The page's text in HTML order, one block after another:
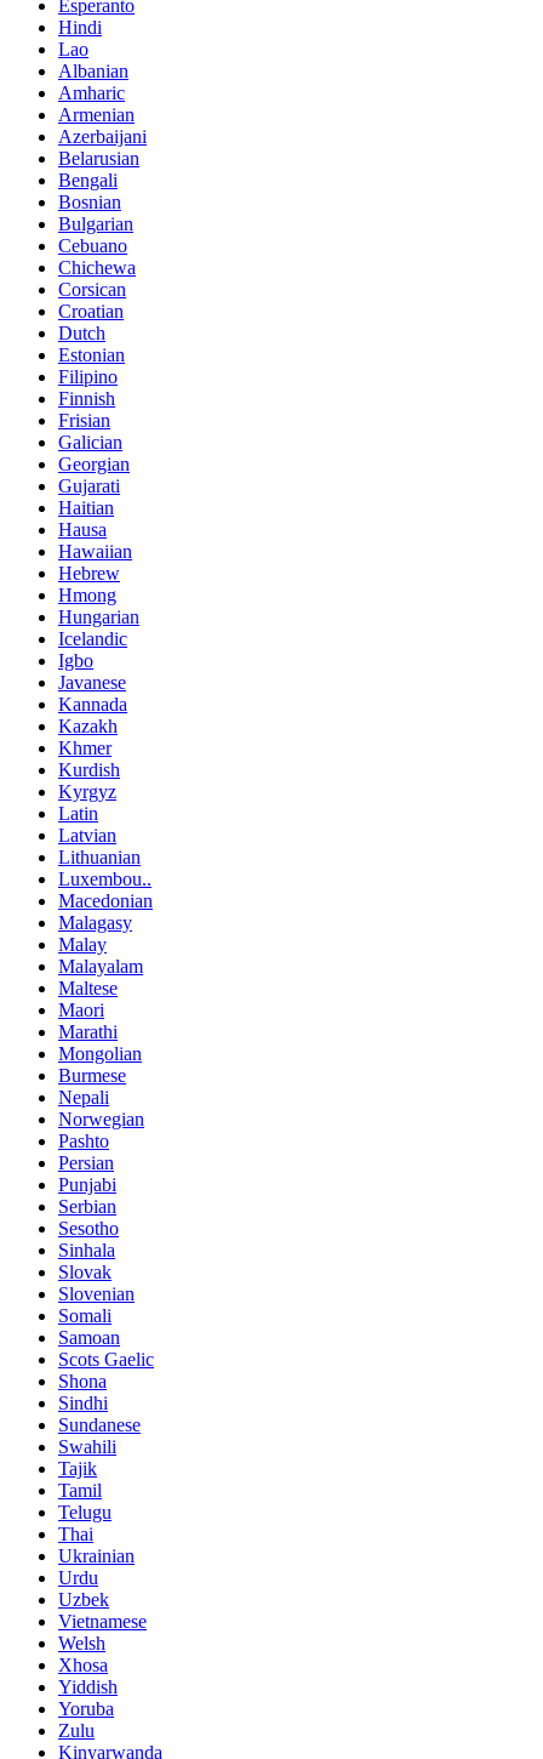
Esperanto
Hindi
Lao
Albanian
Amharic
Armenian
Azerbaijani
Belarusian
Bengali
Bosnian
Bulgarian
Cebuano
Chichewa
Corsican
Croatian
Dutch
Estonian
Filipino
Finnish
Frisian
Galician
Georgian
Gujarati
Haitian
Hausa
Hawaiian
Hebrew
Hmong
Hungarian
Icelandic
Igbo
Javanese
Kannada
Kazakh
Khmer
Kurdish
Kyrgyz
Latin
Latvian
Lithuanian
Luxembou..
Macedonian
Malagasy
Malay
Malayalam
Maltese
Maori
Marathi
Mongolian
Burmese
Nepali
Norwegian
Pashto
Persian
Punjabi
Serbian
Sesotho
Sinhala
Slovak
Slovenian
Somali
Samoan
Scots Gaelic
Shona
Sindhi
Sundanese
Swahili
Tajik
Tamil
Telugu
Thai
Ukrainian
Urdu
Uzbek
Vietnamese
Welsh
Xhosa
Yiddish
Yoruba
Zulu
Kinyarwanda